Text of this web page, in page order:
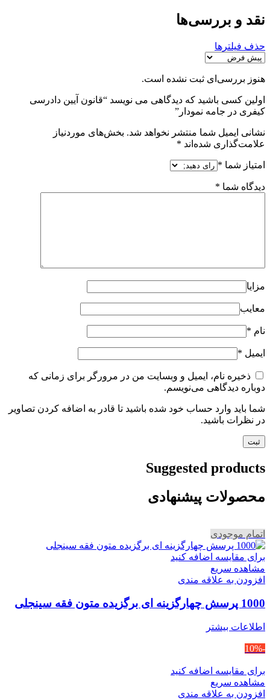
نقد و بررسی‌ها
حذف فیلترها
هنوز بررسی‌ای ثبت نشده است.
اولین کسی باشید که دیدگاهی می نویسد “قانون آیین دادرسی
کیفری در جامه نمودار”
نشانی ایمیل شما منتشر نخواهد شد. بخش‌های موردنیاز
علامت‌گذاری شده‌اند *
امتیاز شما *
دیدگاه شما *
مزایا
معایب
نام *
ایمیل *
ذخیره نام، ایمیل و وبسایت من در مرورگر برای زمانی که
دوباره دیدگاهی می‌نویسم.
شما باید وارد حساب خود شده باشید تا قادر به اضافه کردن تصاویر
در نظرات باشید.
Suggested products
محصولات پیشنهادی
اتمام موجودی
برای مقایسه اضافه کنید
مشاهده سریع
افزودن به علاقه مندی
1000 پرسش چهارگزینه ای برگزیده متون فقه سینجلی
اطلاعات بیشتر
-10%
برای مقایسه اضافه کنید
مشاهده سریع
افزودن به علاقه مندی